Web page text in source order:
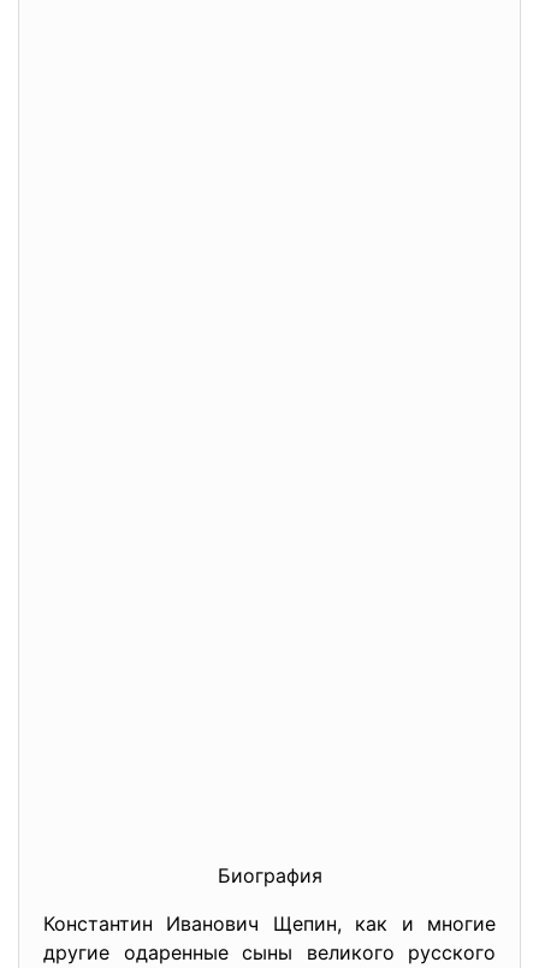
Биография
Константин Иванович Щепин, как и многие
другие одаренные сыны великого русского